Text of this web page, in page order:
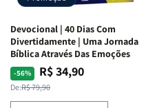
Devocional | 40 Dias Com
Divertidamente | Uma Jornada
Bíblica Através Das Emoções
-56%
Preço
normal
De:R$ 79,90
Preço
promocional
R$ 34,90